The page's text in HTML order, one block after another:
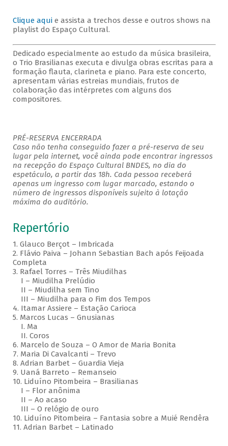
Clique aquie assista a trechos desse e outros shows na
playlist do Espaço Cultural.
Dedicado especialmente ao estudo da música brasileira,
o Trio Brasilianas executa e divulga obras escritas para a
formação flauta, clarineta e piano. Para este concerto,
apresentam várias estreias mundiais, frutos de
colaboração das intérpretes com alguns dos
compositores.
PRÉ-RESERVA ENCERRADA
Caso não tenha conseguido fazer a pré-reserva de seu
lugar pela internet, você ainda pode encontrar ingressos
na recepção do Espaço Cultural BNDES, no dia do
espetáculo, a partir das 18h. Cada pessoa receberá
apenas um ingresso com lugar marcado, estando o
número de ingressos disponíveis sujeito à lotação
máxima do auditório.
Repertório
1. Glauco Berçot – Imbricada
2. Flávio Paiva – Johann Sebastian Bach após Feijoada
Completa
3. Rafael Torres – Três Miudilhas
I – Miudilha Prelúdio
II – Miudilha sem Tino
III – Miudilha para o Fim dos Tempos
4. Itamar Assiere – Estação Carioca
5. Marcos Lucas – Gnusianas
I. Ma
II. Coros
6. Marcelo de Souza – O Amor de Maria Bonita
7. Maria Di Cavalcanti – Trevo
8. Adrian Barbet – Guardia Vieja
9. Uaná Barreto – Remanseio
10. Liduíno Pitombeira – Brasilianas
I – Flor anônima
II – Ao acaso
III – O relógio de ouro
10. Liduíno Pitombeira – Fantasia sobre a Muié Rendêra
11. Adrian Barbet – Latinado